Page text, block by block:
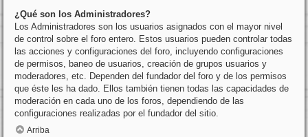
¿Qué son los Administradores?
Los Administradores son los usuarios asignados con el mayor nivel
de control sobre el foro entero. Estos usuarios pueden controlar todas
las acciones y configuraciones del foro, incluyendo configuraciones
de permisos, baneo de usuarios, creación de grupos usuarios y
moderadores, etc. Dependen del fundador del foro y de los permisos
que éste les ha dado. Ellos también tienen todas las capacidades de
moderación en cada uno de los foros, dependiendo de las
configuraciones realizadas por el fundador del sitio.
Arriba